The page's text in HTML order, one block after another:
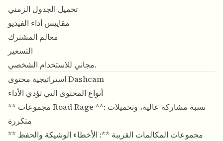
تحميل الجدول الزمني
مقاييس أداء الفيديو
معالم المشترك
التسعير
مجاني للاستخدام الشخصي.
استراتيجية محتوى Dashcam
أنواع المحتوى التي تؤدي الأداء
** مجموعات Road Rage **: نسبة مشاركة عالية، وتحميلات
متكررة
** مجموعات المكالمات القريبة **: الأخطاء الوشيكة والحفظ